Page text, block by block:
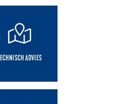
TECHNISCH ADVIES